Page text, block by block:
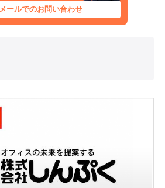
メールでのお問い合わせ